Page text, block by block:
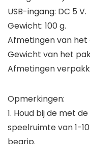
USB-ingang: DC 5 V.
Gewicht: 100 g.
Afmetingen van het
Gewicht van het
Afmetingen
Opmerkingen:
1. Houd bij de met
speelruimte van 1-